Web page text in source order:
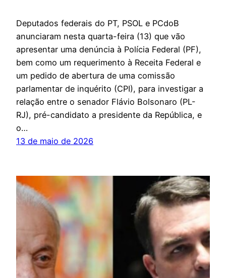
Deputados federais do PT, PSOL e PCdoB
anunciaram nesta quarta-feira (13) que vão
apresentar uma denúncia à Polícia Federal (PF),
bem como um requerimento à Receita Federal e
um pedido de abertura de uma comissão
parlamentar de inquérito (CPI), para investigar a
relação entre o senador Flávio Bolsonaro (PL-
RJ), pré-candidato a presidente da República, e
o…
13 de maio de 2026